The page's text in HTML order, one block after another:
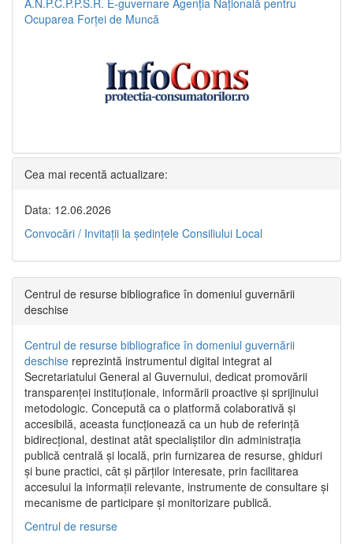
A.N.P.C.P.P.S.R. E-guvernare Agenția Națională pentru
Ocuparea Forței de Muncă
Cea mai recentă actualizare:
Data: 12.06.2026
Convocări / Invitaţii la şedinţele Consiliului Local
Centrul de resurse bibliografice în domeniul guvernării
deschise
Centrul de resurse bibliografice în domeniul guvernării
deschise reprezintă instrumentul digital integrat al
Secretariatului General al Guvernului, dedicat promovării
transparenței instituționale, informării proactive și sprijinului
metodologic. Concepută ca o platformă colaborativă și
accesibilă, aceasta funcționează ca un hub de referință
bidirecțional, destinat atât specialiștilor din administrația
publică centrală și locală, prin furnizarea de resurse, ghiduri
și bune practici, cât și părților interesate, prin facilitarea
accesului la informații relevante, instrumente de consultare și
mecanisme de participare și monitorizare publică.
Centrul de resurse